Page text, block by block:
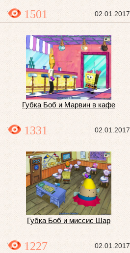
02.01.2017
1501
Губка Боб и Марвин в кафе
02.01.2017
1331
Губка Боб и миссис Шар
02.01.2017
1227